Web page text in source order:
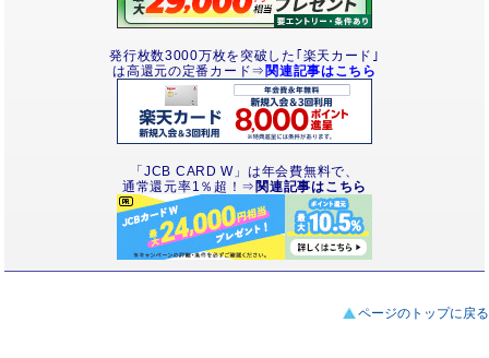
発行枚数3000万枚を突破した｢楽天カード｣
は高還元の定番カード⇒ 関連記事はこちら
「JCB CARD W」は年会費無料で、
通常還元率1％超！⇒ 関連記事はこちら
ページのトップに戻る